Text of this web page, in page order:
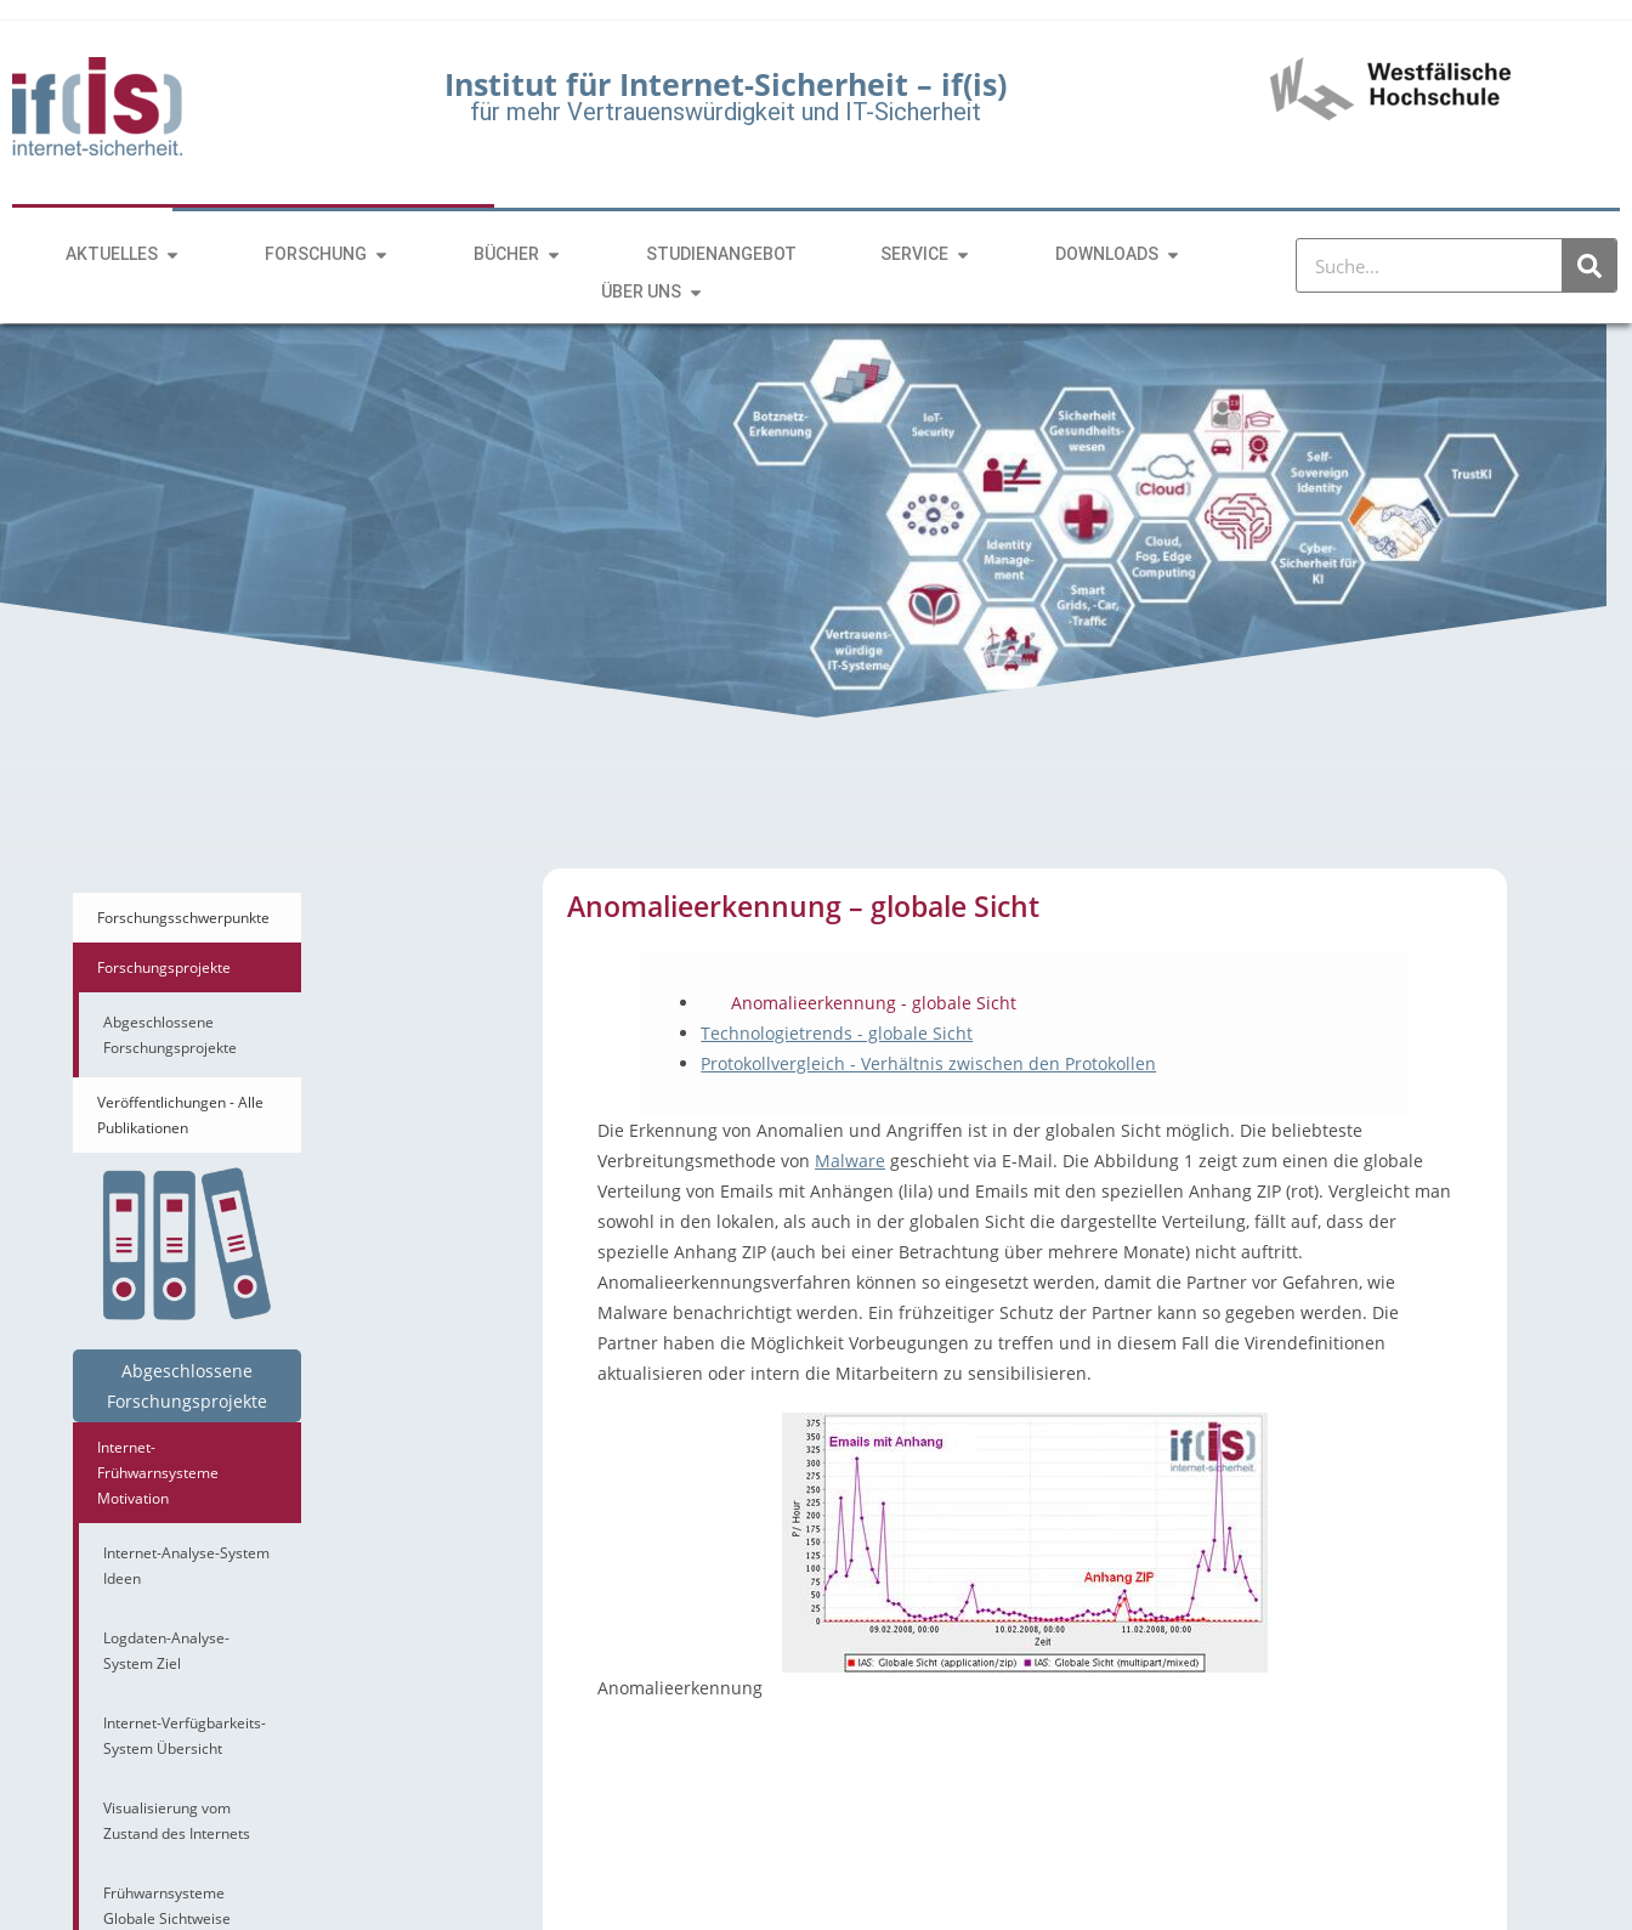
Institut für Internet-Sicherheit – if(is)
für mehr Vertrauenswürdigkeit und IT-Sicherheit
AKTUELLES FORSCHUNG BÜCHER STUDIENANGEBOT SERVICE
DOWNLOADS
ÜBER UNS
Forschungsschwerpunkte
Forschungsprojekte
Abgeschlossene
Forschungsprojekte
Veröffentlichungen - Alle
Publikationen
Abgeschlossene
Forschungsprojekte
Internet-
Frühwarnsysteme
Motivation
Internet-Analyse-System
Ideen
Logdaten-Analyse-
System Ziel
Internet-Verfügbarkeits-
System Übersicht
Visualisierung vom
Zustand des Internets
Frühwarnsysteme
Globale Sichtweise
Anomalieerkennung – globale Sicht
Anomalieerkennung - globale Sicht
Technologietrends - globale Sicht
Protokollvergleich - Verhältnis zwischen den Protokollen
Die Erkennung von Anomalien und Angriffen ist in der globalen Sicht möglich. Die beliebteste
Verbreitungsmethode von Malware geschieht via E-Mail. Die Abbildung 1 zeigt zum einen die globale
Verteilung von Emails mit Anhängen (lila) und Emails mit den speziellen Anhang ZIP (rot). Vergleicht man
sowohl in den lokalen, als auch in der globalen Sicht die dargestellte Verteilung, fällt auf, dass der
spezielle Anhang ZIP (auch bei einer Betrachtung über mehrere Monate) nicht auftritt.
Anomalieerkennungsverfahren können so eingesetzt werden, damit die Partner vor Gefahren, wie
Malware benachrichtigt werden. Ein frühzeitiger Schutz der Partner kann so gegeben werden. Die
Partner haben die Möglichkeit Vorbeugungen zu treffen und in diesem Fall die Virendefinitionen
aktualisieren oder intern die Mitarbeitern zu sensibilisieren.
Anomalieerkennung